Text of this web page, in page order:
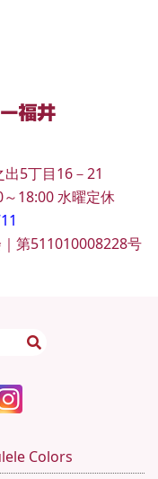
5丁目16－21
～18:00水曜定休
第511010008228号
Colors